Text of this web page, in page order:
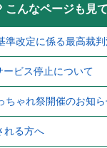
こんなページも見
準改定に係る最高裁
ービス停止について
ちゃれ祭開催のお知
れる方へ